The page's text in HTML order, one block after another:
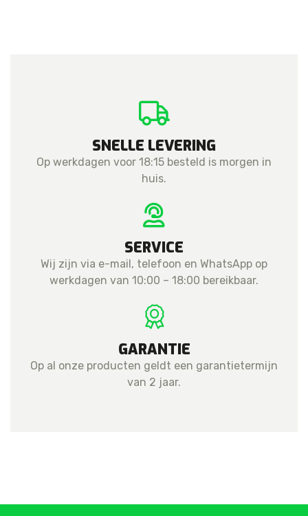
SNELLE LEVERING
Op werkdagen voor 18:15 besteld is morgen in
huis.
SERVICE
Wij zijn via e-mail, telefoon en WhatsApp op
werkdagen van 10:00 – 18:00 bereikbaar.
GARANTIE
Op al onze producten geldt een garantietermijn
van 2 jaar.